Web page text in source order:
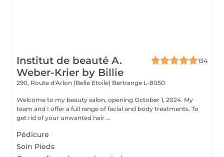
Institut de beauté A.
Weber-Krier by Billie
134
290, Route d'Arlon (Belle Etoile) Bertrange L-8050
Welcome to my beauty salon, opening October 1, 2024. My
team and I offer a full range of facial and body treatments. To
get rid of your unwanted hair ...
Pédicure
Soin Pieds